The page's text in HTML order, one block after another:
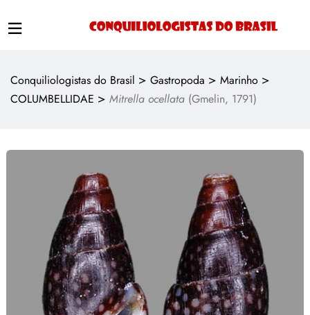
Conquiliologistas do Brasil > Gastropoda > Marinho >
COLUMBELLIDAE > Mitrella ocellata (Gmelin, 1791)